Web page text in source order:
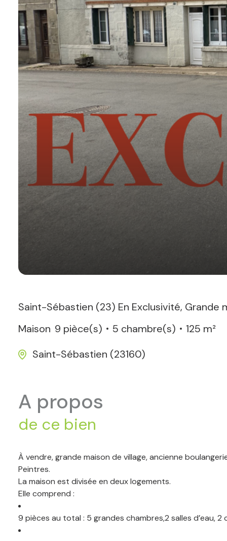
Saint-Sébastien (23) En Exclusivité,
Maison 9 pièce(s) 5 chambre(s)
125 m²
Saint-Sébastien (23160)
a propos
de ce bien
À vendre, grande maison de village, ancienne
Peintres.
La maison est divisée en deux logements.
Elle comprend :
9 pièces au total : 5 grandes chambres,2 salles d’eau, 2